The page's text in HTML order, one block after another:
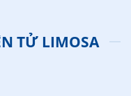
TỬ LIMOSA